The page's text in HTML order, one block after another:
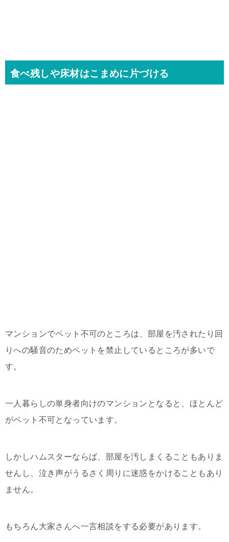
食べ残しや床材はこまめに片づける
マンションでペット不可のところは、部屋を汚されたり回
りへの騒音のためペットを禁止しているところが多いで
す。
一人暮らしの単身者向けのマンションとなると、ほとんど
がペット不可となっています。
しかしハムスターならば、部屋を汚しまくることもありま
せんし、泣き声がうるさく周りに迷惑をかけることもあり
ません。
もちろん大家さんへ一言相談をする必要があります。